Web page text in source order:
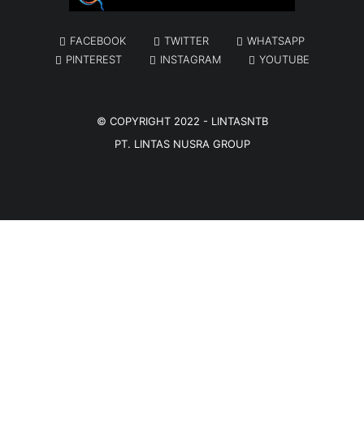
FACEBOOK TWITTER
WHATSAPP
PINTEREST
INSTAGRAM YOUTUBE
© COPYRIGHT 2022 - LINTASNTB
PT. LINTAS NUSRA GROUP